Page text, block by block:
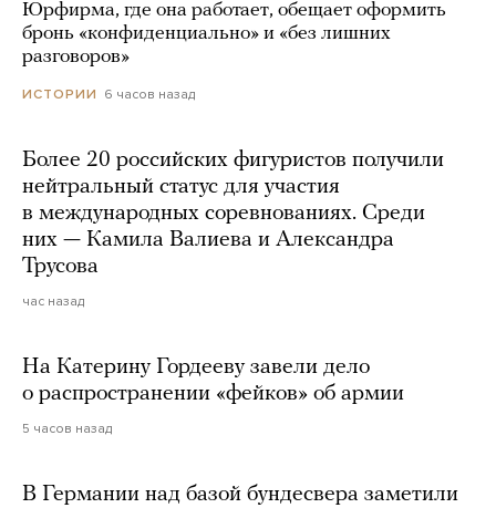
Юрфирма, где она работает, обещает оформить
бронь «конфиденциально» и «без лишних
разговоров»
ИСТОРИИ 6 часов назад
Более 20 российских фигуристов получили
нейтральный статус для участия
в международных соревнованиях. Среди
них — Камила Валиева и Александра
Трусова
час назад
На Катерину Гордееву завели дело
о распространении «фейков» об армии
5 часов назад
В Германии над базой бундесвера заметили